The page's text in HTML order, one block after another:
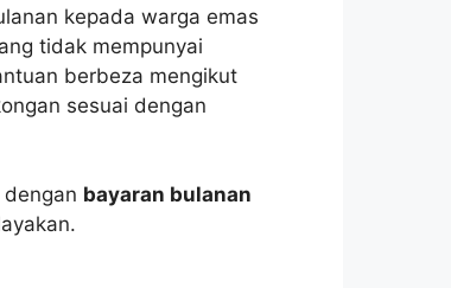
kepada warga emas
tidak mempunyai
berbeza mengikut
sesuai dengan
bayaran bulanan